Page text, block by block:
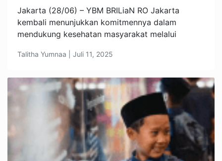
Jakarta (28/06) – YBM BRILiaN RO Jakarta
kembali menunjukkan komitmennya dalam
mendukung kesehatan masyarakat melalui
Talitha Yumnaa | Juli 11, 2025